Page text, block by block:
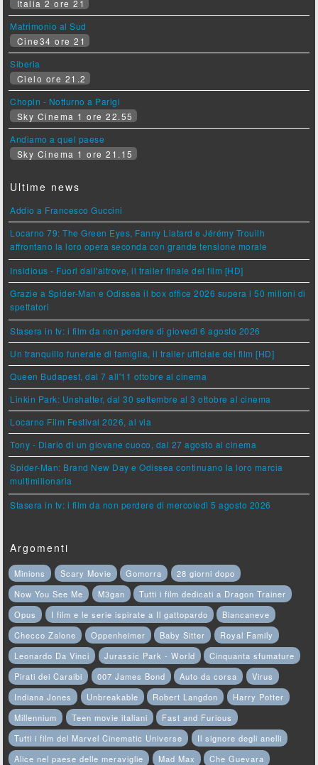
Italia 2 ore 21
Matrimonio al Sud
Cine34 ore 21
Siberia
Cielo ore 21.2
Chopin - Notturno a Parigi
Sky Cinema 1 ore 22.55
Andiamo a quel paese
Sky Cinema 1 ore 21.15
Ultime news
Addio a Francesco Guccini
Locarno 79: The Green Eyes, Fanny Liatard e Jérémy Trouilh
affrontano la loro opera seconda con grande tensione morale
Insidious - Fuori dall'altrove, il trailer finale del film [HD]
Grazie a Spider-Man e Odissea il box office 2026 supera i 50 milioni di
spettatori
Stasera in tv: i film da non perdere di giovedì 6 agosto 2026
Un tranquillo funerale di famiglia, il trailer ufficiale del film [HD]
Queen Budapest, dal 7 all'11 ottobre al cinema
Linkin Park: Unshatter, dal 30 settembre al 3 ottobre al cinema
Locarno Film Festival 2026, al via
Tony - Diario di un giovane cuoco, dal 27 agosto al cinema
Spider-Man: Brand New Day e Odissea continuano la loro marcia
multimilionaria
Stasera in tv: i film da non perdere di mercoledì 5 agosto 2026
Argomenti
Minions Scary Movie Gomorra
28 giorni dopo
Now You See Me
M3gan
Tutti i film dedicati a Dragon Trainer
Opus
I film e le serie ispirate a Il gattopardo
Biancaneve
Checco Zalone
Oppenheimer Baby Sitter
Royal Family
Leonardo Da Vinci
Jurassic Park - World
Cinquanta sfumature
Pirati dei Caraibi
007 James Bond Auto da corsa
Virus
Indiana Jones
Unbreakable Robert Langdon
Harry Potter
Millennium
Teen movie italiani
Fast and Furious
Tutti i film del Marvel Cinematic Universe
Il signore degli anelli
Alice nel paese delle meraviglie
Mad Max Che Guevara